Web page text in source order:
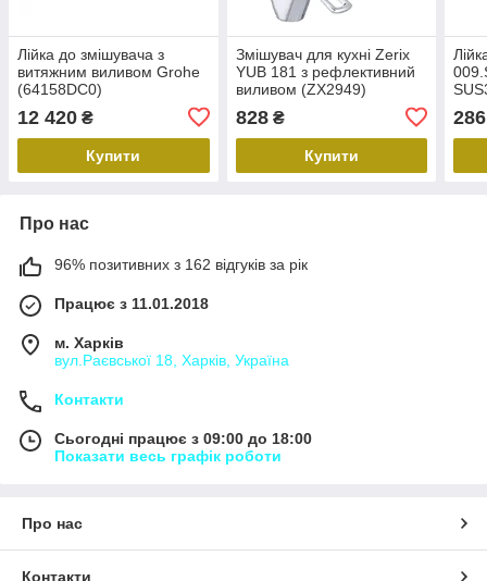
Лійка до змішувача з
витяжним виливом Grohe
(64158DC0)
12 420 ₴
Купити
Змішувач для кухні Zerix
YUB 181 з рефлективний
виливом (ZX2949)
828₴
Купити
286
Про нас
96% позитивних з 162 відгуків за рік
Працює з 11.01.2018
м. Харків
вул.Раєвської 18, Харків, Україна
Контакти
Сьогодні працює з 09:00 до 18:00
Показати весь графік роботи
Про нас
Контакти